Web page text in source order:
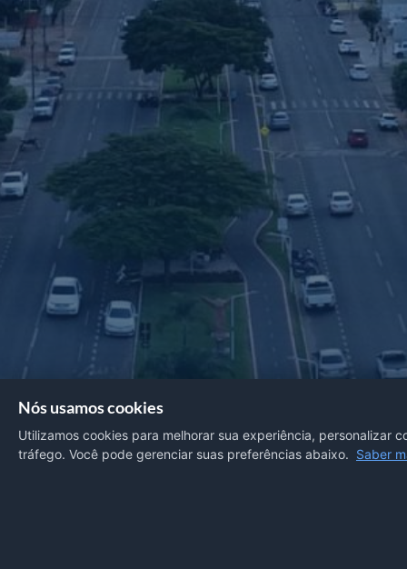
Nós usamos cookies
Utilizamos cookies para melhorar sua experiência, personalizar
tráfego. Você pode gerenciar suas preferências abaixo. Saber